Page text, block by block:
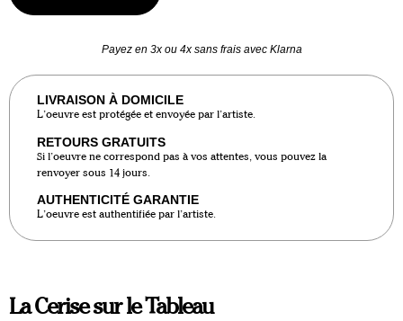
Payez en 3x ou 4x sans frais avec Klarna
LIVRAISON À DOMICILE
L’oeuvre est protégée et envoyée par l’artiste.
RETOURS GRATUITS
Si l’oeuvre ne correspond pas à vos attentes, vous pouvez la
renvoyer sous 14 jours.
AUTHENTICITÉ GARANTIE
L’oeuvre est authentifiée par l’artiste.
La Cerise sur le Tableau